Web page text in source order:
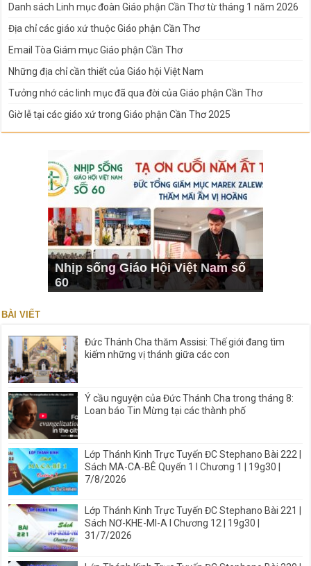
Danh sách Linh mục đoàn Giáo phận Cần Thơ từ tháng 1 năm 2026
Địa chỉ các giáo xứ thuộc Giáo phận Cần Thơ
Email Tòa Giám mục Giáo phận Cần Thơ
Những địa chỉ cần thiết của Giáo hội Việt Nam
Tưởng nhớ các linh mục đã qua đời của Giáo phận Cần Thơ
Giờ lễ tại các giáo xứ trong Giáo phận Cần Thơ 2025
Nhịp sống Giáo Hội Việt Nam số
60
BÀI VIẾT
Đức Thánh Cha thăm Assisi: Thế giới đang tìm
kiếm những vị thánh giữa các con
Ý cầu nguyện của Đức Thánh Cha trong tháng 8:
Loan báo Tin Mừng tại các thành phố
Lớp Thánh Kinh Trực Tuyến ĐC Stephano Bài 222 |
Sách MA-CA-BÊ Quyển 1 I Chương 1 | 19g30 |
7/8/2026
Lớp Thánh Kinh Trực Tuyến ĐC Stephano Bài 221 |
Sách NƠ-KHE-MI-A I Chương 12 | 19g30 |
31/7/2026